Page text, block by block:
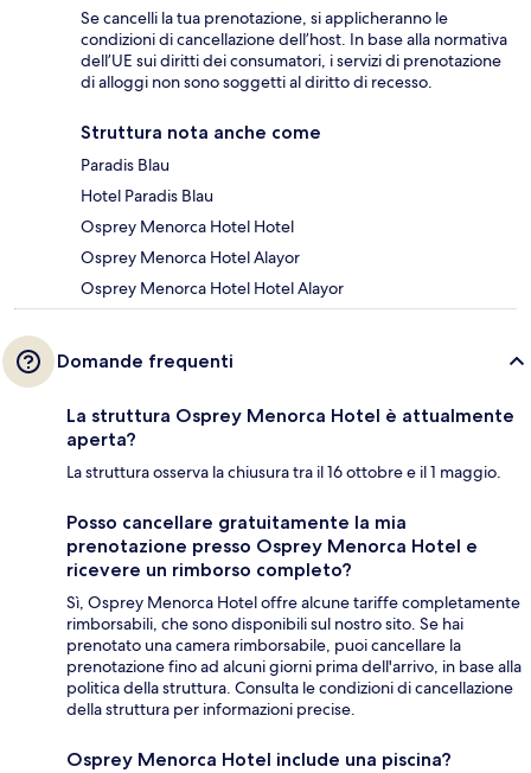
Se cancelli la tua prenotazione, si applicheranno le
condizioni di cancellazione dell’host. In base alla normativa
dell’UE sui diritti dei consumatori, i servizi di prenotazione
di alloggi non sono soggetti al diritto di recesso.
Struttura nota anche come
Paradis Blau
Hotel Paradis Blau
Osprey Menorca Hotel Hotel
Osprey Menorca Hotel Alayor
Osprey Menorca Hotel Hotel Alayor
Domande frequenti
La struttura Osprey Menorca Hotel è attualmente
aperta?
La struttura osserva la chiusura tra il 16 ottobre e il 1 maggio.
Posso cancellare gratuitamente la mia
prenotazione presso Osprey Menorca Hotel e
ricevere un rimborso completo?
Sì, Osprey Menorca Hotel offre alcune tariffe completamente
rimborsabili, che sono disponibili sul nostro sito. Se hai
prenotato una camera rimborsabile, puoi cancellare la
prenotazione fino ad alcuni giorni prima dell'arrivo, in base alla
politica della struttura. Consulta le condizioni di cancellazione
della struttura per informazioni precise.
Osprey Menorca Hotel include una piscina?